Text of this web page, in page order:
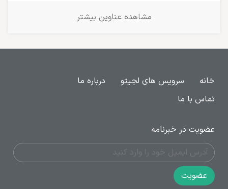
مشاهده عناوین بیشتر
خانه سرویس های لجیتو
درباره ما
تماس با ما
عضویت در خبرنامه
عضویت